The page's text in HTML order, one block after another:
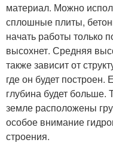
материал. Можно
сплошные плиты,
начать работы только
высохнет. Средняя
также зависит от
где он будет
глубина будет больше.
земле расположены
особое внимание
строения.